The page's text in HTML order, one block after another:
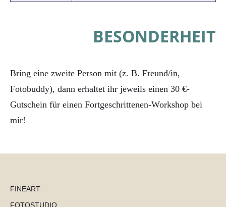
BESONDERHEIT
Bring eine zweite Person mit (z. B. Freund/in,
Fotobuddy), dann erhaltet ihr jeweils einen 30 €-
Gutschein für einen Fortgeschrittenen-Workshop bei
mir!
FINEART
FOTOSTUDIO